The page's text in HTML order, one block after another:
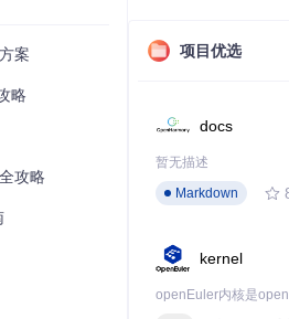
案
略
攻略
项目优选
docs
暂无描述
Markdown
kernel